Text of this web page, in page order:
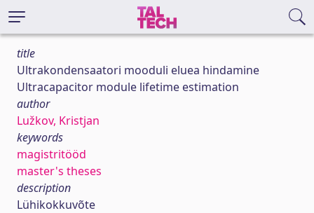
title
Ultrakondensaatori mooduli eluea hindamine
Ultracapacitor module lifetime estimation
author
Lužkov, Kristjan
keywords
magistritööd
master's theses
description
Lühikokkuvõte